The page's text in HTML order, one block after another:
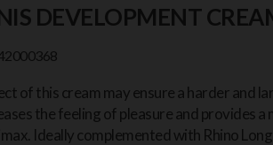
DEVELOPMENT
of this cream may ensure a harder and
the feeling of pleasure and provides a
Ideally complemented with Rhino